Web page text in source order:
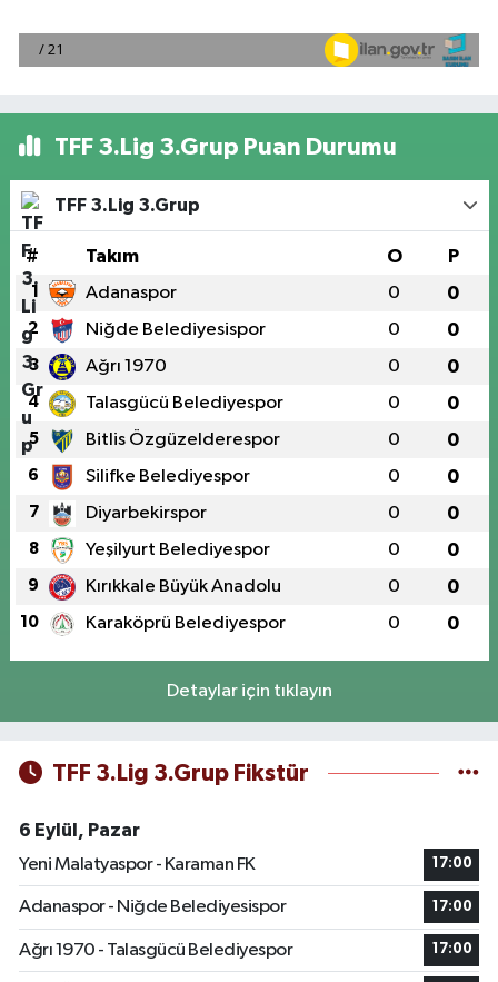
TFF 3.Lig 3.Grup Puan Durumu
TFF 3.Lig 3.Grup
# Takım O P
1 Adanaspor 0 0
2 Niğde Belediyesispor 0 0
3 Ağrı 1970 0 0
4 Talasgücü Belediyespor 0 0
5 Bitlis Özgüzelderespor 0 0
6 Silifke Belediyespor 0 0
7 Diyarbekirspor 0 0
8 Yeşilyurt Belediyespor 0 0
9 Kırıkkale Büyük Anadolu 0 0
10 Karaköprü Belediyespor 0 0
Detaylar için tıklayın
TFF 3.Lig 3.Grup Fikstür
6 Eylül, Pazar
Yeni Malatyaspor - Karaman FK
17:00
Adanaspor - Niğde Belediyesispor 17:00
Ağrı 1970 - Talasgücü Belediyespor 17:00